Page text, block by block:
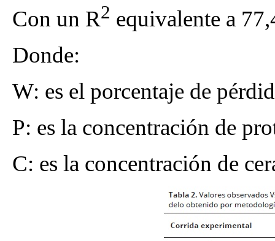
Con un R2 equivalente a
Donde:
W: es el porcentaje de
P: es la concentración de
C: es la concentración de